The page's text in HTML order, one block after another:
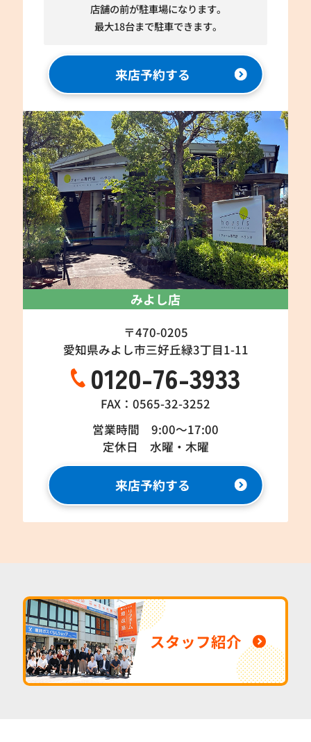
店舗の前が駐車場になります。
最大18台まで駐車できます。
来店予約する
みよし店
〒470-0205
愛知県みよし市三好丘緑3丁目1-11
0120-76-3933
FAX：0565-32-3252
営業時間 9:00～17:00
定休日 水曜・木曜
来店予約する
スタッフ紹介